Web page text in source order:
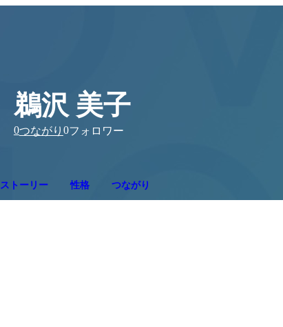
鵜沢 美子
0つながり 0フォロワー
ストーリー 性格 つながり